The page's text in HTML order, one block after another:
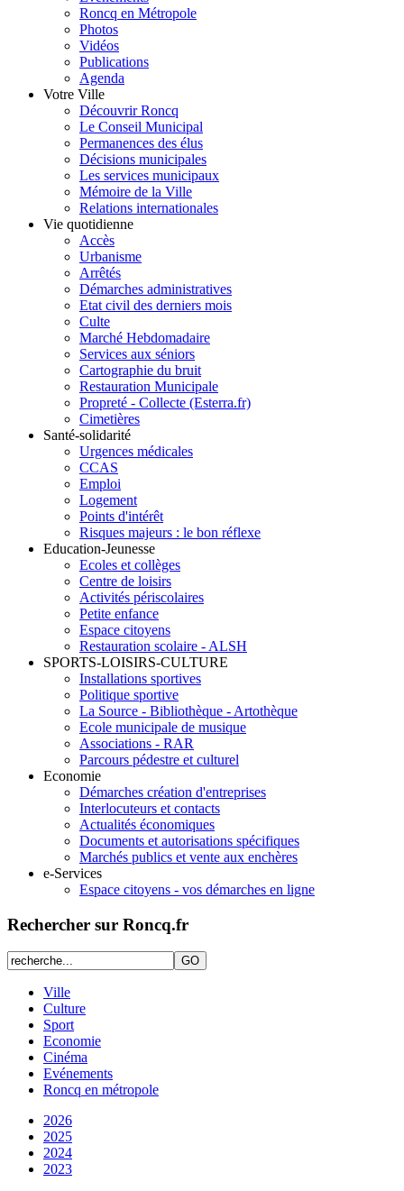
Roncq en Métropole
Photos
Vidéos
Publications
Agenda
Votre Ville
Découvrir Roncq
Le Conseil Municipal
Permanences des élus
Décisions municipales
Les services municipaux
Mémoire de la Ville
Relations internationales
Vie quotidienne
Accès
Urbanisme
Arrêtés
Démarches administratives
Etat civil des derniers mois
Culte
Marché Hebdomadaire
Services aux séniors
Cartographie du bruit
Restauration Municipale
Propreté - Collecte (Esterra.fr)
Cimetières
Santé-solidarité
Urgences médicales
CCAS
Emploi
Logement
Points d'intérêt
Risques majeurs : le bon réflexe
Education-Jeunesse
Ecoles et collèges
Centre de loisirs
Activités périscolaires
Petite enfance
Espace citoyens
Restauration scolaire - ALSH
SPORTS-LOISIRS-CULTURE
Installations sportives
Politique sportive
La Source - Bibliothèque - Artothèque
Ecole municipale de musique
Associations - RAR
Parcours pédestre et culturel
Economie
Démarches création d'entreprises
Interlocuteurs et contacts
Actualités économiques
Documents et autorisations spécifiques
Marchés publics et vente aux enchères
e-Services
Espace citoyens - vos démarches en ligne
Rechercher sur Roncq.fr
Ville
Culture
Sport
Economie
Cinéma
Evénements
Roncq en métropole
2026
2025
2024
2023